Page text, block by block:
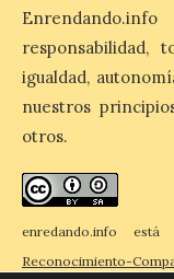
teatro
comunicador
Matilla, […]
La I Feria de
arranca con
acogida del
8 Ago 2026
responsabilidad,
igualdad,
nuestros
otros.
enredando.info
Reconocimiento-